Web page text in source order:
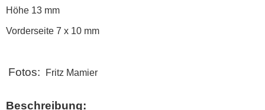
Höhe 13 mm
Vorderseite 7 x 10 mm
Fotos: Fritz Mamier
Beschreibung: